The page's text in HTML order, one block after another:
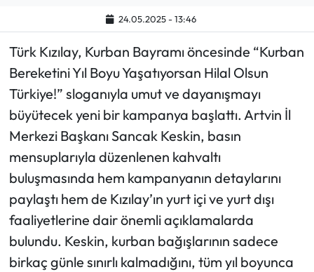
24.05.2025 - 13:46
Türk Kızılay, Kurban Bayramı öncesinde “Kurban
Bereketini Yıl Boyu Yaşatıyorsan Hilal Olsun
Türkiye!” sloganıyla umut ve dayanışmayı
büyütecek yeni bir kampanya başlattı. Artvin İl
Merkezi Başkanı Sancak Keskin, basın
mensuplarıyla düzenlenen kahvaltı
buluşmasında hem kampanyanın detaylarını
paylaştı hem de Kızılay’ın yurt içi ve yurt dışı
faaliyetlerine dair önemli açıklamalarda
bulundu. Keskin, kurban bağışlarının sadece
birkaç günle sınırlı kalmadığını, tüm yıl boyunca
Spor Yazıları
Mektup Galeri
Ekonomi
Turizm
Teknoloji